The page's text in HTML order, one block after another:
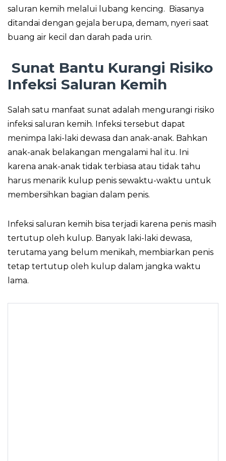
saluran kemih melalui lubang kencing. Biasanya
ditandai dengan gejala berupa, demam, nyeri saat
buang air kecil dan darah pada urin.
Sunat Bantu Kurangi Risiko
Infeksi Saluran Kemih
Salah satu manfaat sunat adalah mengurangi risiko
infeksi saluran kemih. Infeksi tersebut dapat
menimpa laki-laki dewasa dan anak-anak. Bahkan
anak-anak belakangan mengalami hal itu. Ini
karena anak-anak tidak terbiasa atau tidak tahu
harus menarik kulup penis sewaktu-waktu untuk
membersihkan bagian dalam penis.
Infeksi saluran kemih bisa terjadi karena penis masih
tertutup oleh kulup. Banyak laki-laki dewasa,
terutama yang belum menikah, membiarkan penis
tetap tertutup oleh kulup dalam jangka waktu
lama.